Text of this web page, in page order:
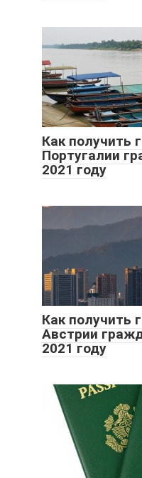
Как получить
Португалии
2021 году
Как получить
Австрии
2021 году